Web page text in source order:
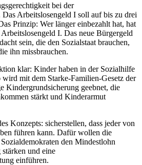
bei der
Arbeitslosengeld I soll auf bis zu drei
Prinzip: Wer länger einbezahlt hat, hat
I. Das neue Bürgergeld
sein, die den Sozialstaat brauchen,
ihn missbrauchen.
klar: Kinder haben in der Sozialhilfe
wird mit dem Starke-Familien-Gesetz der
Kindergrundsicherung geebnet, die
stärkt und Kinderarmut
Konzepts: sicherstellen, dass jeder von
führen kann. Dafür wollen die
den Mindestlohn
und eine
einführen.